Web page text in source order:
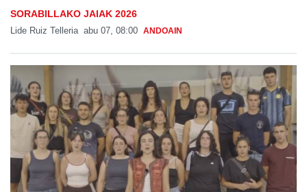
SORABILLAKO JAIAK 2026
Lide Ruiz Telleria abu 07, 08:00 ANDOAIN